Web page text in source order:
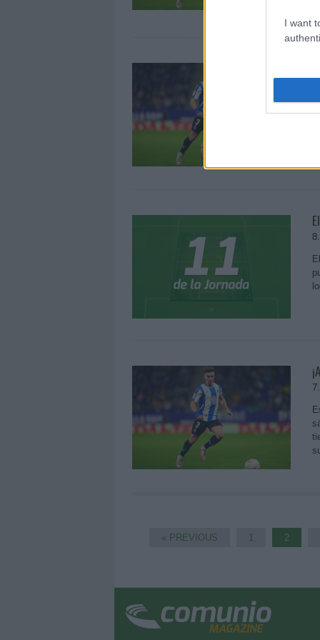
I want
« PREVIOUS 1 2